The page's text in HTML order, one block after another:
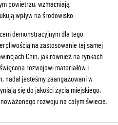
powietrzu, wzmacniają
wpływ na środowisko.
demonstracyjnym dla tego
na zastosowanie tej samej
Chin, jak również na rynkach
rozwojowi materiałów i
nadal jesteśmy zaangażowani w
się do jakości życia miejskiego,
rozwoju na całym świecie.